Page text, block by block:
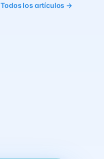
Todos los artículos →